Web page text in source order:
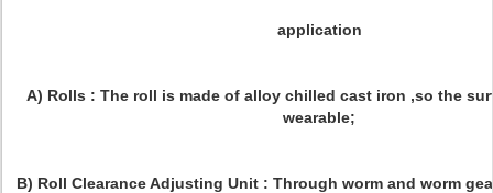
application
A) Rolls : The roll is made of alloy chilled cast iron ,so the
wearable;
B) Roll Clearance Adjusting Unit : Through worm and worm